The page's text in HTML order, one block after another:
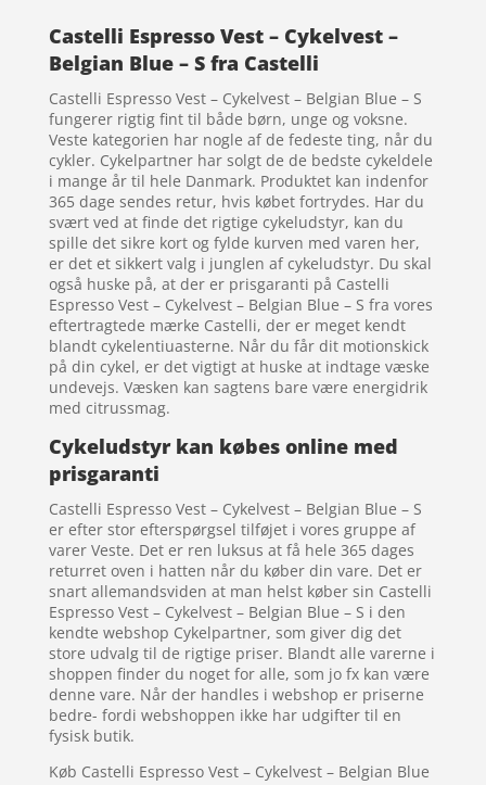
Castelli Espresso Vest – Cykelvest –
Belgian Blue – S fra Castelli
Castelli Espresso Vest – Cykelvest – Belgian Blue – S
fungerer rigtig fint til både børn, unge og voksne.
Veste kategorien har nogle af de fedeste ting, når du
cykler. Cykelpartner har solgt de de bedste cykeldele
i mange år til hele Danmark. Produktet kan indenfor
365 dage sendes retur, hvis købet fortrydes. Har du
svært ved at finde det rigtige cykeludstyr, kan du
spille det sikre kort og fylde kurven med varen her,
er det et sikkert valg i junglen af cykeludstyr. Du skal
også huske på, at der er prisgaranti på Castelli
Espresso Vest – Cykelvest – Belgian Blue – S fra vores
eftertragtede mærke Castelli, der er meget kendt
blandt cykelentiuasterne. Når du får dit motionskick
på din cykel, er det vigtigt at huske at indtage væske
undevejs. Væsken kan sagtens bare være energidrik
med citrussmag.
Cykeludstyr kan købes online med
prisgaranti
Castelli Espresso Vest – Cykelvest – Belgian Blue – S
er efter stor efterspørgsel tilføjet i vores gruppe af
varer Veste. Det er ren luksus at få hele 365 dages
returret oven i hatten når du køber din vare. Det er
snart allemandsviden at man helst køber sin Castelli
Espresso Vest – Cykelvest – Belgian Blue – S i den
kendte webshop Cykelpartner, som giver dig det
store udvalg til de rigtige priser. Blandt alle varerne i
shoppen finder du noget for alle, som jo fx kan være
denne vare. Når der handles i webshop er priserne
bedre- fordi webshoppen ikke har udgifter til en
fysisk butik.
Køb Castelli Espresso Vest – Cykelvest – Belgian Blue